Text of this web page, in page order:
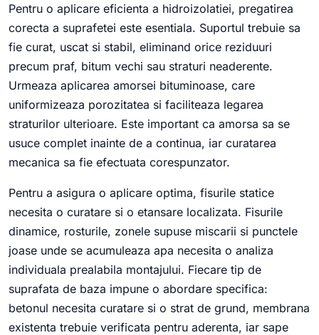
Pentru o aplicare eficienta a hidroizolatiei, pregatirea
corecta a suprafetei este esentiala. Suportul trebuie sa
fie curat, uscat si stabil, eliminand orice reziduuri
precum praf, bitum vechi sau straturi neaderente.
Urmeaza aplicarea amorsei bituminoase, care
uniformizeaza porozitatea si faciliteaza legarea
straturilor ulterioare. Este important ca amorsa sa se
usuce complet inainte de a continua, iar curatarea
mecanica sa fie efectuata corespunzator.
Pentru a asigura o aplicare optima, fisurile statice
necesita o curatare si o etansare localizata. Fisurile
dinamice, rosturile, zonele supuse miscarii si punctele
joase unde se acumuleaza apa necesita o analiza
individuala prealabila montajului. Fiecare tip de
suprafata de baza impune o abordare specifica:
betonul necesita curatare si o strat de grund, membrana
existenta trebuie verificata pentru aderenta, iar sape